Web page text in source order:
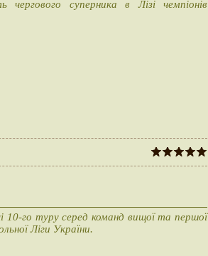
суперника в Лізі чемпіонів
10-го туру серед команд вищої та першої
Ліги України.